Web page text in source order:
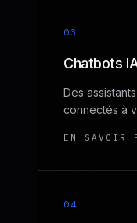
03
Chatbots
Des
connectés à
EN SAVOIR
04